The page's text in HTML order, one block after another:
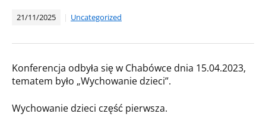
21/11/2025 Uncategorized
Konferencja odbyła się w Chabówce dnia 15.04.2023,
tematem było „Wychowanie dzieci”.
Wychowanie dzieci część pierwsza.